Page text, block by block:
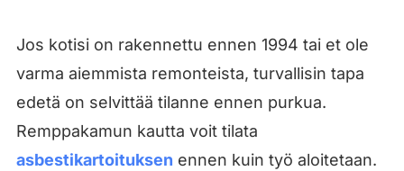
Jos kotisi on rakennettu ennen 1994 tai et ole
varma aiemmista remonteista, turvallisin tapa
edetä on selvittää tilanne ennen purkua.
Remppakamun kautta voit tilata
asbestikartoituksen ennen kuin työ aloitetaan.